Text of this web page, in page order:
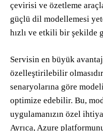
çevirisi ve özetleme
güçlü dil modellemesi
hızlı ve etkili bir şekilde
Servisin en büyük
özelleştirilebilir
senaryolarına göre
optimize edebilir. Bu,
uygulamanızın özel
Ayrıca, Azure